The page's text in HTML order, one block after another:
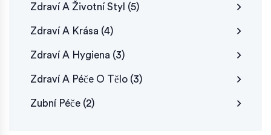
Zdraví A Životní Styl (5)
Zdraví A Krása (4)
Zdraví A Hygiena (3)
Zdraví A Péče O Tělo (3)
Zubní Péče (2)